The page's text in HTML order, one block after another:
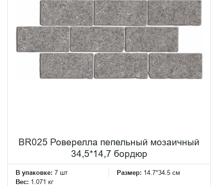
BR025 Роверелла пепельный мозаичный
34,5*14,7 бордюр
В упаковке: 7 шт Размер: 14.7*34.5 см
Вес: 1.071 кг